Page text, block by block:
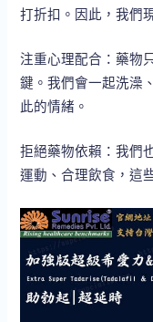
打折扣。因此，我們
注重心理配合：藥物
鍵。我們會一起洗澡
此的情緒。
拒絕藥物依賴：我們
運動、合理飲食，這